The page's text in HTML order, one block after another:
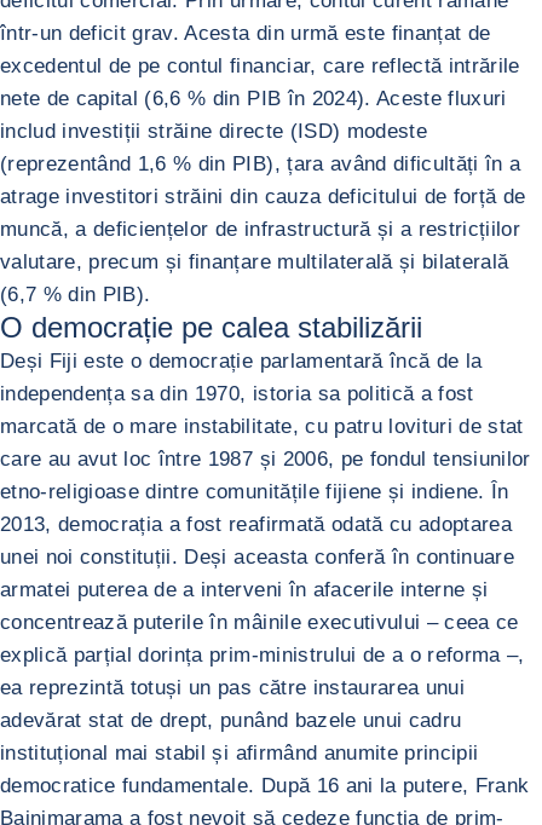
într-un deficit grav. Acesta din urmă este finanțat de
excedentul de pe contul financiar, care reflectă intrările
nete de capital (6,6 % din PIB în 2024). Aceste fluxuri
includ investiții străine directe (ISD) modeste
(reprezentând 1,6 % din PIB), țara având dificultăți în a
atrage investitori străini din cauza deficitului de forță de
muncă, a deficiențelor de infrastructură și a restricțiilor
valutare, precum și finanțare multilaterală și bilaterală
(6,7 % din PIB).
O democrație pe calea stabilizării
Deși Fiji este o democrație parlamentară încă de la
independența sa din 1970, istoria sa politică a fost
marcată de o mare instabilitate, cu patru lovituri de stat
care au avut loc între 1987 și 2006, pe fondul tensiunilor
etno-religioase dintre comunitățile fijiene și indiene. În
2013, democrația a fost reafirmată odată cu adoptarea
unei noi constituții. Deși aceasta conferă în continuare
armatei puterea de a interveni în afacerile interne și
concentrează puterile în mâinile executivului – ceea ce
explică parțial dorința prim-ministrului de a o reforma –,
ea reprezintă totuși un pas către instaurarea unui
adevărat stat de drept, punând bazele unui cadru
instituțional mai stabil și afirmând anumite principii
democratice fundamentale. După 16 ani la putere, Frank
Bainimarama a fost nevoit să cedeze funcția de prim-